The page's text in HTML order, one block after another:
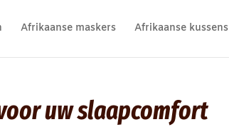
Afrikaanse maskers Afrikaanse kussens
uw slaapcomfort